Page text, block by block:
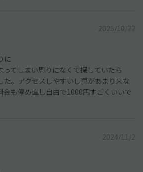
2025/10/22
に
ってしまい周りになくて探していたら
た。アクセスしやすいし車があまり来な
金も停め直し自由で1000円すごくいいで
2024/11/2